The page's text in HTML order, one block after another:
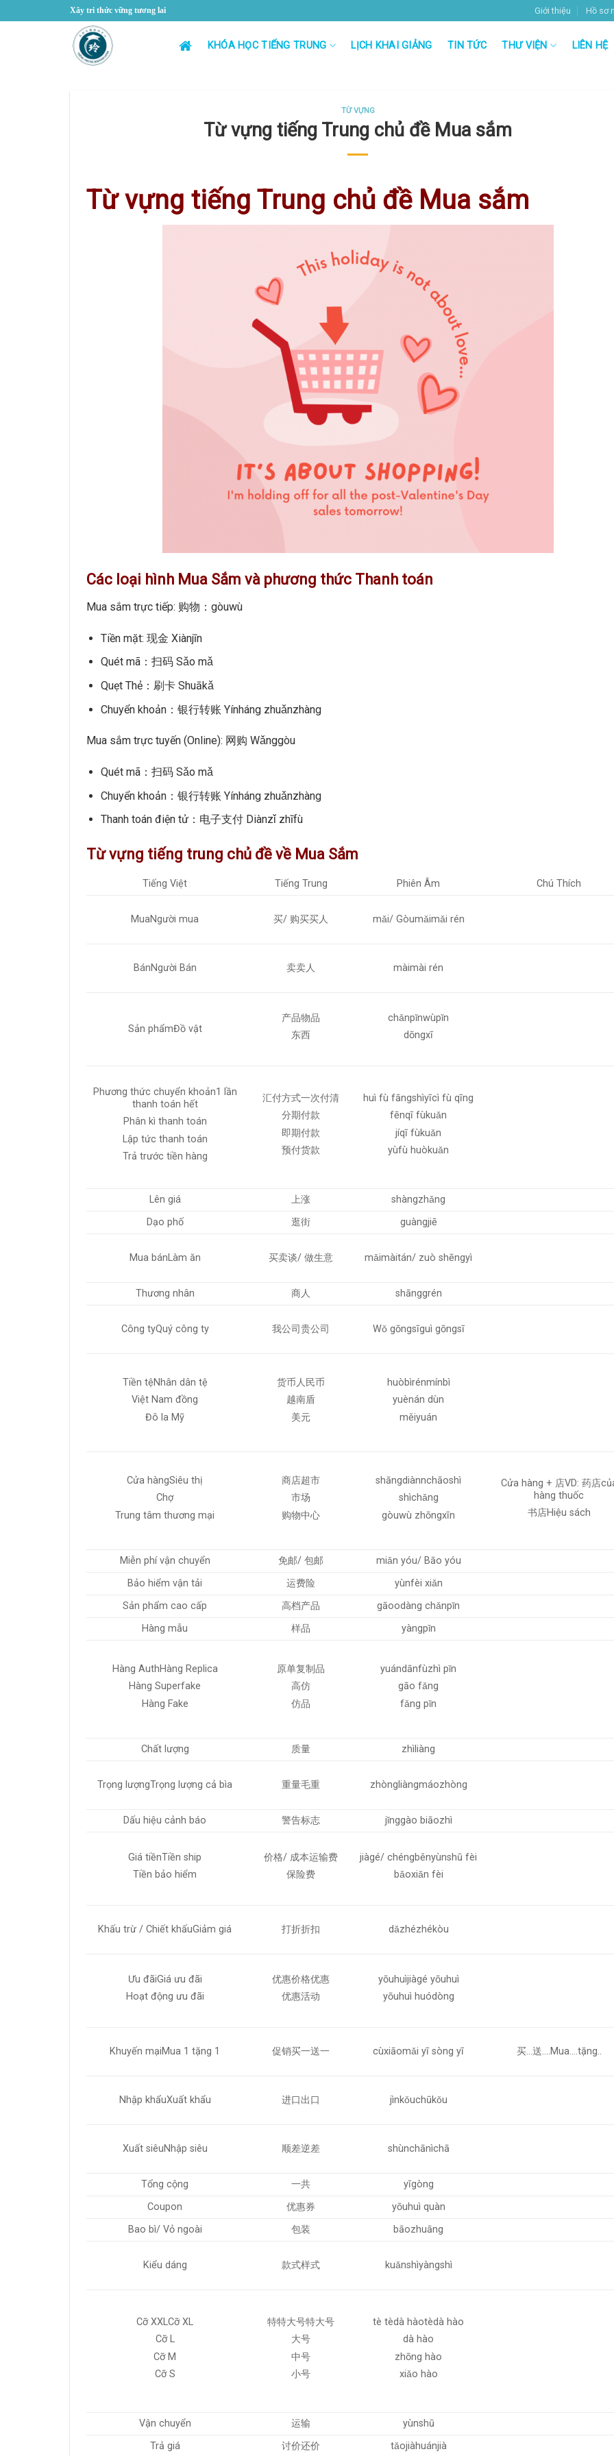
to
Xây tri thức vững tương lai Giới thiệu Hồ sơ
KHÓA HỌC TIẾNG TRUNG LỊCH KHAI GIẢNG TIN TỨC THƯ VIỆN LIÊN HỆ
TỪ VỰNG
Từ vựng tiếng Trung chủ đề Mua sắm
Từ vựng tiếng Trung chủ đề Mua sắm
Các loại hình Mua Sắm và phương thức Thanh toán
Mua sắm trực tiếp: 购物：gòuwù
Tiền mặt: 现金 Xiànjīn
Quét mã：扫码 Sǎo mǎ
Quẹt Thẻ：刷卡 Shuākǎ
Chuyển khoản：银行转账 Yínháng zhuǎnzhàng
Mua sắm trực tuyến (Online): 网购 Wǎnggòu
Quét mã：扫码 Sǎo mǎ
Chuyển khoản：银行转账 Yínháng zhuǎnzhàng
Thanh toán điện tử：电子支付 Diànzǐ zhīfù
Từ vựng tiếng trung chủ đề về Mua Sắm
Tiếng Việt Tiếng Trung Phiên Âm Chú Thích
MuaNgười mua 买/ 购买买人 mǎi/ Gòumǎimǎi rén
BánNgười Bán 卖卖人 màimài rén
Sản phẩmĐồ vật
产品物品
东西
chǎnpǐnwùpǐn
dōngxī
Phương thức chuyển khoản1 lần
thanh toán hết
Phân kì thanh toán
Lập tức thanh toán
Trả trước tiền hàng
汇付方式一次付清
分期付款
即期付款
预付货款
huì fù fāngshìyīcì fù qīng
fēnqī fùkuǎn
jíqī fùkuǎn
yùfù huòkuǎn
Lên giá 上涨
shàngzhǎng
Dạo phố
逛街 guàngjiē
Mua bánLàm ăn 买卖谈/ 做生意 mǎimàitán/ zuò shēngyì
Thương nhân 商人 shānggrén
Công tyQuý công ty 我公司贵公司 Wǒ gōngsīguì gōngsī
Tiền tệNhân dân tệ
Việt Nam đồng
Đô la Mỹ
货币人民币
越南盾
美元
huòbìrénmínbì
yuènán dùn
měiyuán
Cửa hàngSiêu thị
Chợ
Trung tâm thương mại
商店超市
市场
购物中心
shāngdiànnchāoshì
shìchǎng
gòuwù zhōngxīn
Cửa hàng + 店VD: 药店
hàng thuốc
书店Hiệu sách
Miễn phí vận chuyển 免邮/ 包邮
miǎn yóu/ Bāo yóu
Bảo hiểm vận tải
运费险
yùnfèi xiǎn
Sản phẩm cao cấp
高档产品
gāoodàng chǎnpǐn
Hàng mẫu
样品 yàngpǐn
Hàng AuthHàng Replica
Hàng Superfake
Hàng Fake
原单复制品
高仿
仿品
yuándānfùzhì pǐn
gāo fǎng
fǎng pǐn
Chất lượng 质量 zhìliàng
Trọng lượngTrọng lượng cả bìa 重量毛重 zhòngliàngmáozhòng
Dấu hiệu cảnh báo 警告标志 jǐnggào biāozhì
Giá tiềnTiền ship
Tiền bảo hiểm
价格/ 成本运输费
保险费
jiàgé/ chéngběnyùnshū fèi
bǎoxiǎn fèi
Khấu trừ / Chiết khấuGiảm giá 打折折扣 dǎzhézhékòu
Ưu đãiGiá ưu đãi
Hoạt động ưu đãi
优惠价格优惠
优惠活动
yōuhuìjiàgé yōuhuì
yōuhuì huódòng
Khuyến mạiMua 1 tặng 1 促销买一送一 cùxiāomǎi yī sòng yī 买…送….Mua….tặng..
Nhập khẩuXuất khẩu 进口出口 jìnkǒuchūkǒu
Xuất siêuNhập siêu 顺差逆差 shùnchānìchā
Tổng cộng 一共
yīgòng
Coupon
优惠券
yōuhuì quàn
Bao bì/ Vỏ ngoài
包装 bāozhuāng
Kiểu dáng 款式样式 kuǎnshìyàngshì
Cỡ XXLCỡ XL
Cỡ L
Cỡ M
Cỡ S
特特大号特大号
大号
中号
小号
tè tèdà hàotèdà hào
dà hào
zhōng hào
xiǎo hào
Vận chuyển 运输
yùnshū
Trả giá
讨价还价 tǎojiàhuánjià